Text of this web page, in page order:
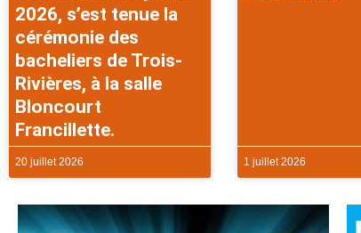
2026, s’est tenue la
cérémonie des
bacheliers de Trois-
Rivières, à la salle
Bloncourt
Francillette.
20 juillet 2026 1 juillet 2026